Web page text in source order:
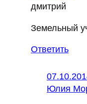
дмитрий
Земельный
Ответить
Юлия